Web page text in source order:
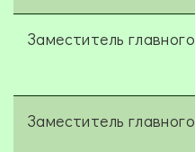
Заместитель
Заместитель